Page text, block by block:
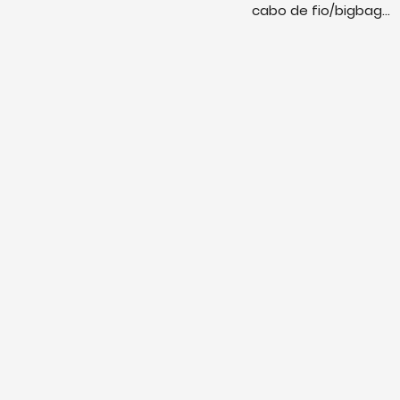
cabo de fio/bigbag...